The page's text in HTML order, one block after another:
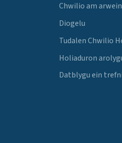
Chwilio am
Diogelu
Tudalen Chwilio
Holiaduron
Datblygu ein